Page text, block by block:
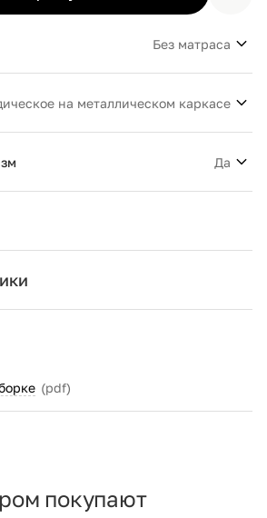
Без матраса
на металлическом каркасе
Да
(pdf)
покупают